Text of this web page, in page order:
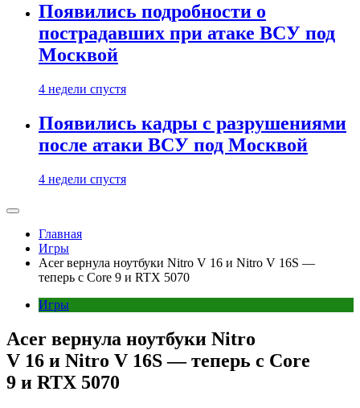
Появились подробности о
пострадавших при атаке ВСУ под
Москвой
4 недели спустя
Появились кадры с разрушениями
после атаки ВСУ под Москвой
4 недели спустя
Главная
Игры
Acer вернула ноутбуки Nitro V 16 и Nitro V 16S —
теперь с Core 9 и RTX 5070
Игры
Acer вернула ноутбуки Nitro
V 16 и Nitro V 16S — теперь с Core
9 и RTX 5070